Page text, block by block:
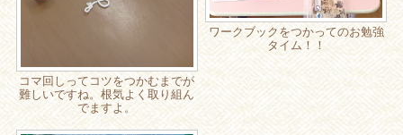
コマ回しってコツをつかむまでが
難しいですね。根気よく取り組ん
でますよ。
ワークブックをつかってのお勉強
タイム！！